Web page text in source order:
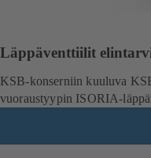
Läppäventtiilit
KSB-konserniin kuuluva
vuoraustyypin ISORIA-